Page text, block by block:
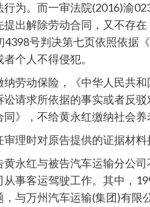
为。而一审法院(2016)渝
出解除劳动合同，又不存
4398号判决第七页依照依据
个人不得侵犯。
纳劳动保险，《中华人民共
讼请求所依据的事实或者反
同》，不给黄永红缴纳社会
理时对原告提供的证据材
永红与被告汽车运输分公
事客运驾驶工作。其中，
，与万州汽车运输(集团)有